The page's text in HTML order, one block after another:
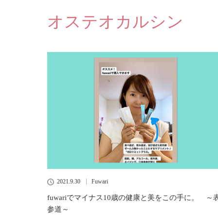
オステオカルシン
2021.9.30 Fuwari
fuwariでマイナス10歳の健康と美をこの手に。 ～
参道～